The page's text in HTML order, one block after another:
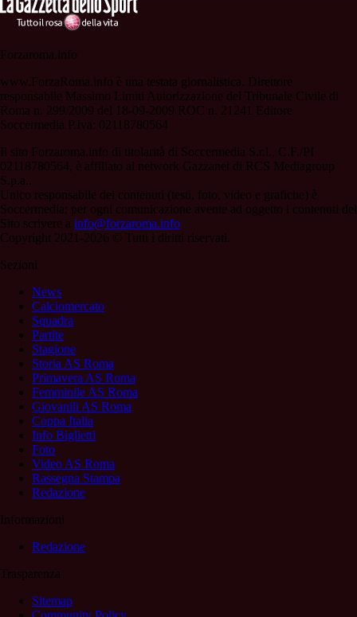
Forzaroma.info
www.ForzaRoma.info è una testata giornalistica. Direttore
responsabile Massimo Limiti Autorizzazione del Tribunale Civile di
Roma n. 299/2009 del 18-09-2009 ROC n. 21241 Editore
Soccermedia P.Iva: 02118780564
Il sito Forzaroma.info di titolarità di Soccermedia S.r.l., C.F./PI
02118780564, è affiliato al network Gazzanet di RCS Mediagroup
S.p.a..
Unico responsabile dei contenuti (testi, foto, video e grafiche) è
Soccermedia; per ogni comunicazione avente ad oggetto i contenuti del
Sito scrivere a info@forzaroma.info
Copyright 2021-2026 © Tutti i diritti riservati.
Sezioni
News
Calciomercato
Squadra
Partite
Stagione
Storia AS Roma
Primavera AS Roma
Femminile AS Roma
Giovanili AS Roma
Coppa Italia
Info Biglietti
Foto
Video AS Roma
Rassegna Stampa
Redazione
Informazioni
Redazione
Trasparenza
Sitemap